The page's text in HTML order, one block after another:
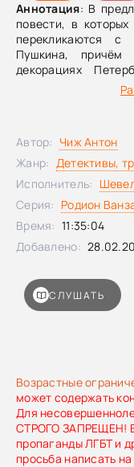
Аннотация: В
повести, в которых
перекликаются
Пушкина, причём
декорациях
разноплановых
страшные
Возрастные
может содержать
Для
СТРОГО ЗАПРЕЩЕН!
пропаганды ЛГБТ и
просьба написать
СЛУШАТЬ
Автор: Чиж Антон
Жанр: Детективы,
Исполнитель:
Серия: Родион
Время: 11:35:04
Добавлено: